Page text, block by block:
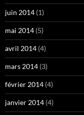
juin 2014 (1)
mai 2014 (5)
avril 2014 (4)
mars 2014 (3)
février 2014 (4)
janvier 2014 (4)